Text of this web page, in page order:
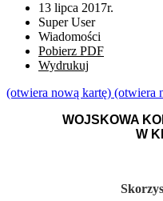
13 lipca 2017r.
Super User
Wiadomości
Pobierz PDF
Wydrukuj
(otwiera nową kartę) (otwiera
WOJSKOWA
W